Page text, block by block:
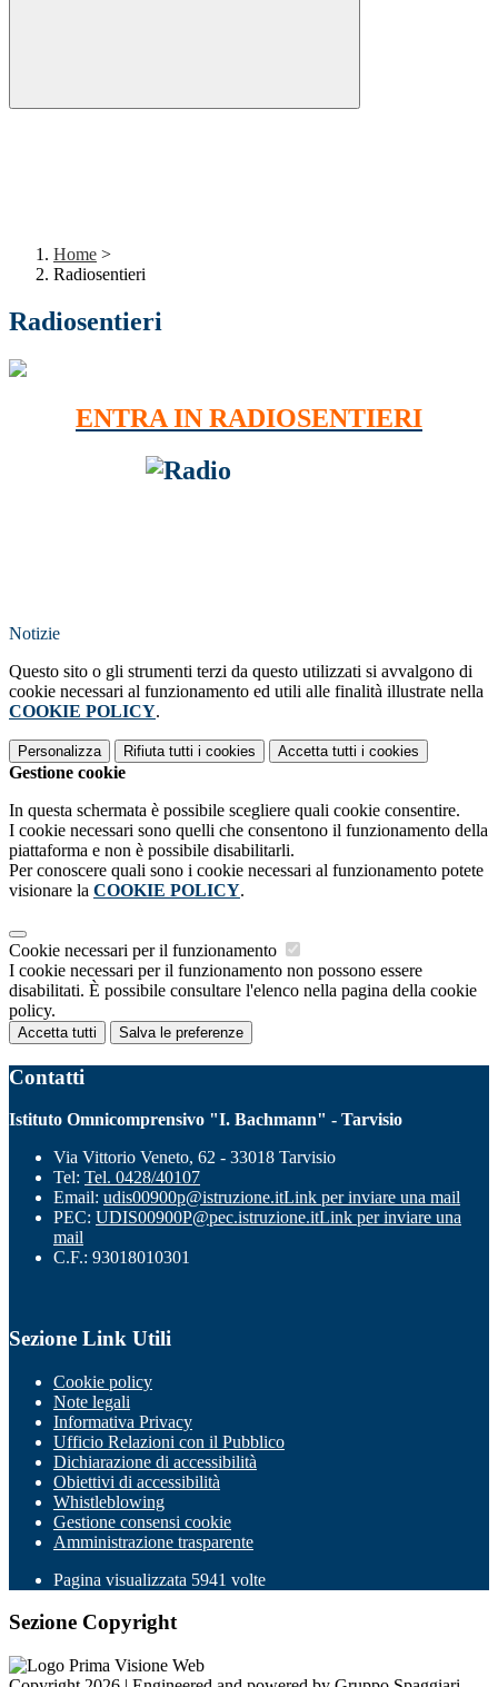
Home >
Radiosentieri
Radiosentieri
ENTRA IN RADIOSENTIERI
Notizie
Questo sito o gli strumenti terzi da questo utilizzati si avvalgono di
cookie necessari al funzionamento ed utili alle finalità illustrate nella
COOKIE POLICY.
Personalizza Rifiuta tutti i cookies Accetta tutti i cookies
Gestione cookie
In questa schermata è possibile scegliere quali cookie consentire.
I cookie necessari sono quelli che consentono il funzionamento della
piattaforma e non è possibile disabilitarli.
Per conoscere quali sono i cookie necessari al funzionamento potete
visionare la COOKIE POLICY.
Cookie necessari per il funzionamento
I cookie necessari per il funzionamento non possono essere
disabilitati. È possibile consultare l'elenco nella pagina della cookie
policy.
Accetta tutti Salva le preferenze
Contatti
Istituto Omnicomprensivo "I. Bachmann" - Tarvisio
Via Vittorio Veneto, 62 - 33018 Tarvisio
Tel: Tel. 0428/40107
Email: udis00900p@istruzione.itLink per inviare una mail
PEC: UDIS00900P@pec.istruzione.itLink per inviare una
mail
C.F.: 93018010301
Sezione Link Utili
Cookie policy
Note legali
Informativa Privacy
Ufficio Relazioni con il Pubblico
Dichiarazione di accessibilità
Obiettivi di accessibilità
Whistleblowing
Gestione consensi cookie
Amministrazione trasparente
Pagina visualizzata 5941 volte
Sezione Copyright